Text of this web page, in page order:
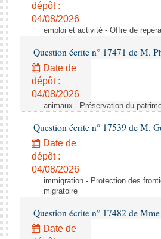
dépôt :
04/08/2026
emploi et activité - Offre de
Question écrite n° 17471 de M.
Date de
dépôt :
04/08/2026
animaux - Préservation du
Question écrite n° 17539 de M.
Date de
dépôt :
04/08/2026
immigration - Protection des
migratoire
Question écrite n° 17482 de
Date de